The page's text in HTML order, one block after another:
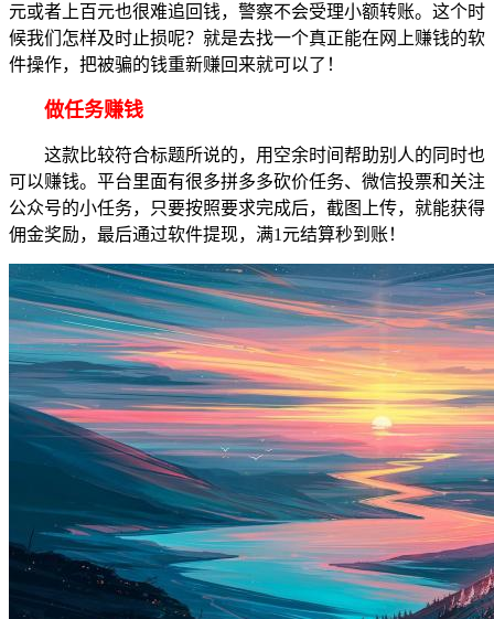
元或者上百元也很难追回钱，警察不会受理小额转账。这个时
候我们怎样及时止损呢？就是去找一个真正能在网上赚钱的软
件操作，把被骗的钱重新赚回来就可以了！
做任务赚钱
这款比较符合标题所说的，用空余时间帮助别人的同时也
可以赚钱。平台里面有很多拼多多砍价任务、微信投票和关注
公众号的小任务，只要按照要求完成后，截图上传，就能获得
佣金奖励，最后通过软件提现，满1元结算秒到账！